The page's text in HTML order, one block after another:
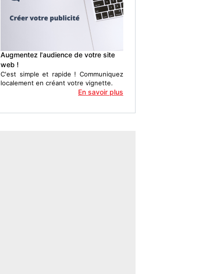
Augmentez l'audience de votre site
web !
C'est simple et rapide ! Communiquez
localement en créant votre vignette.
En savoir plus